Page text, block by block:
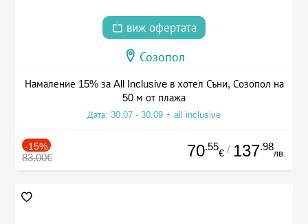
виж офертата
Созопол
Намаление 15% за All Inclusive в хотел Съни, Созопол на
50 м от плажа
Дата: 30.07 - 30.09 + all inclusive
-15%
83.00€ 70.55
€ / 137.98
лв.